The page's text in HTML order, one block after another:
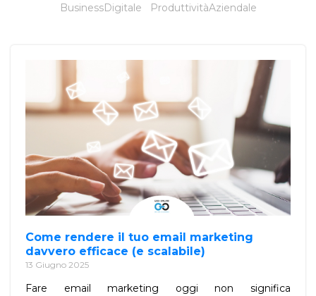
BusinessDigitale
ProduttivitàAziendale
Come rendere il tuo email marketing
davvero efficace (e scalabile)
13 Giugno 2025
Fare email marketing oggi non significa